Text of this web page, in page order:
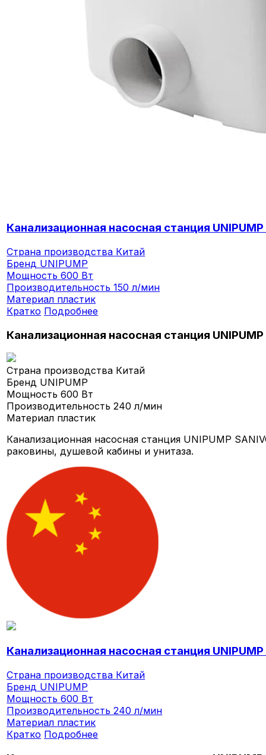
Канализационная насосная станция
Страна производства Китай
Бренд UNIPUMP
Мощность600 Вт
Производительность150 л/мин
Материал пластик
Кратко Подробнее
Канализационная насосная станция
Страна производства Китай
Бренд UNIPUMP
Мощность600 Вт
Производительность240 л/мин
Материал пластик
Канализационная насосная станция UNIPUMP
раковины, душевой кабины и унитаза.
Канализационная насосная станция
Страна производства Китай
Бренд UNIPUMP
Мощность600 Вт
Производительность240 л/мин
Материал пластик
Кратко Подробнее